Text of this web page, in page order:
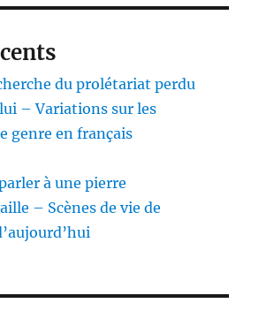
du prolétariat perdu
– Variations sur les
genre en français
à une pierre
– Scènes de vie de